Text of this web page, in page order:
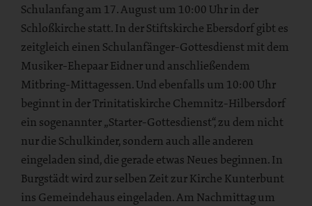
Schulanfang am 17. August um 10:00 Uhr in der
Schloßkirche statt. In der Stiftskirche Ebersdorf gibt es
zeitgleich einen Schulanfänger-Gottesdienst mit dem
Musiker-Ehepaar Eidner und anschließendem
Mitbring-Mittagessen. Und ebenfalls um 10:00 Uhr
beginnt in der Trinitatiskirche Chemnitz-Hilbersdorf
ein sogenannter „Starter-Gottesdienst“, zu dem nicht
nur die Schulkinder, sondern auch alle anderen
eingeladen sind, die gerade etwas Neues beginnen. In
Burgstädt wird zur selben Zeit zur Kirche Kunterbunt
ins Gemeindehaus eingeladen. Am Nachmittag um